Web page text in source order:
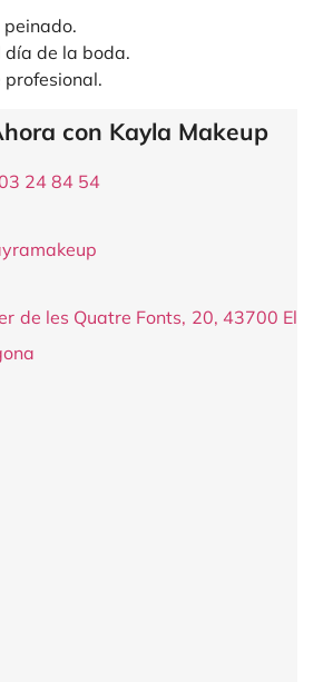
peinado.
día de la boda.
con Kayla Makeup
24 84 54
de les Quatre Fonts, 20, 43700 El